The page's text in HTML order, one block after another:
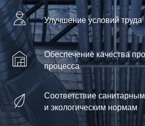
Улучшение условий труда
Обеспечение качества
процесса
Соответствие санитарным
и экологическим нормам